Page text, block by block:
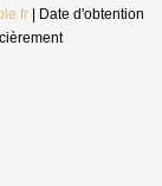
| Date d'obtention